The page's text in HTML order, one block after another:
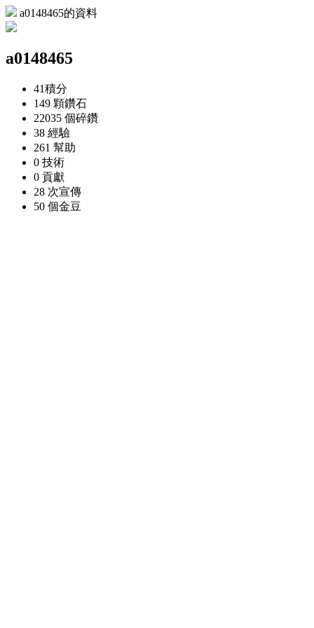
a0148465的資料
a0148465
41積分
149 顆鑽石
22035 個碎鑽
38 經驗
261 幫助
0 技術
0 貢獻
28 次宣傳
50 個金豆